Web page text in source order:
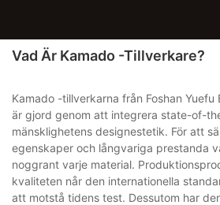
Vad Är Kamado -tillverkare?
Kamado -tillverkarna från Foshan Yuefu
är gjord genom att integrera state-of-
mänsklighetens designestetik. För att
egenskaper och långvariga prestanda
noggrant varje material.
kvaliteten når den internationella
att motstå tidens test. Dessutom har